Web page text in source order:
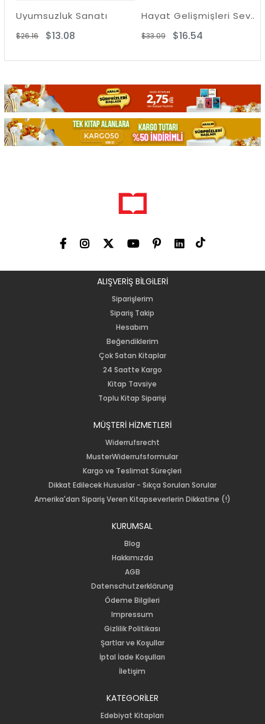
Uyumsuzluk Sanatı
$13.08
$26.16
Hayat Gelişmişleri Sever
$16.54
$33.09
ALIŞVERİŞ BİLGiLERİ
Siparişlerim
Sipariş Takip
Hesabım
Beğendiklerim
Çok Satan Kitaplar
24 Saatte Kargo
Kitap Tavsiye
Toplu Kitap Siparişi
MÜŞTERİ HİZMETLERİ
Widerrufsrecht
MusterWiderrufsformular
Kargo ve Teslimat Süreçleri
Dikkat Edilecek Hususlar - Sıkça Sorulan Sorular
Amerika'dan Sipariş Veren Kitapseverlerin Dikkatine (!)
KURUMSAL
Blog
Hakkımızda
AGB
Datenschutzerklärung
Ödeme Bilgileri
Impressum
Gizlilik Politikası
Şartlar ve Koşullar
İptal İade Koşulları
İletişim
KATEGORİLER
Edebiyat Kitapları